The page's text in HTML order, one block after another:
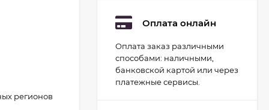
регионов
Оплата онлайн
Оплата заказ различными
способами: наличными,
банковской картой или через
платежные сервисы.
Набор для
гидропоники Uniel
минисад Aqua.
Светильник для
растений
2 093 руб.
1 700руб.